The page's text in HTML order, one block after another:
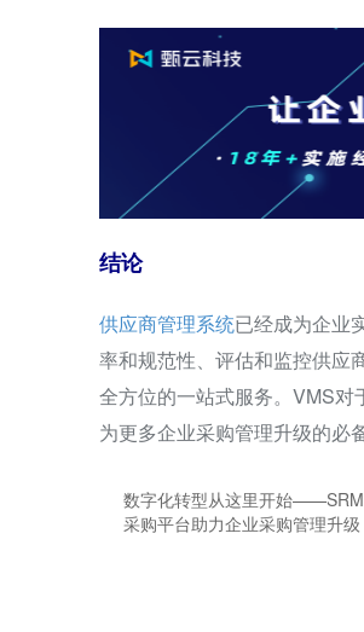
结论
供应商管理系统已经成为企业
率和规范性、评估和监控供应
全方位的一站式服务。VMS
为更多企业采购管理升级的必
数字化转型从这里开始——SRM
采购平台助力企业采购管理升级